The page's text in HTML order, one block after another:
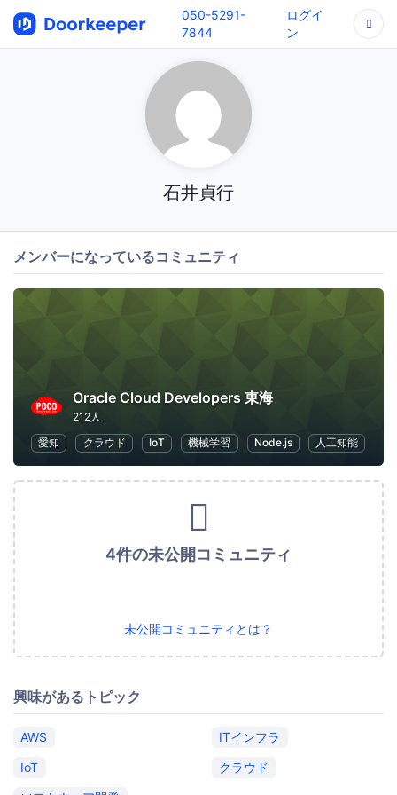
050-5291-
7844
ログイ
ン
石井貞行
メンバーになっているコミュニティ
Oracle Cloud Developers 東海
212人
愛知
クラウド IoT 機械学習 Node.js 人工知能
4件の未公開コミュニティ
未公開コミュニティとは？
興味があるトピック
AWS
ITインフラ
IoT
クラウド